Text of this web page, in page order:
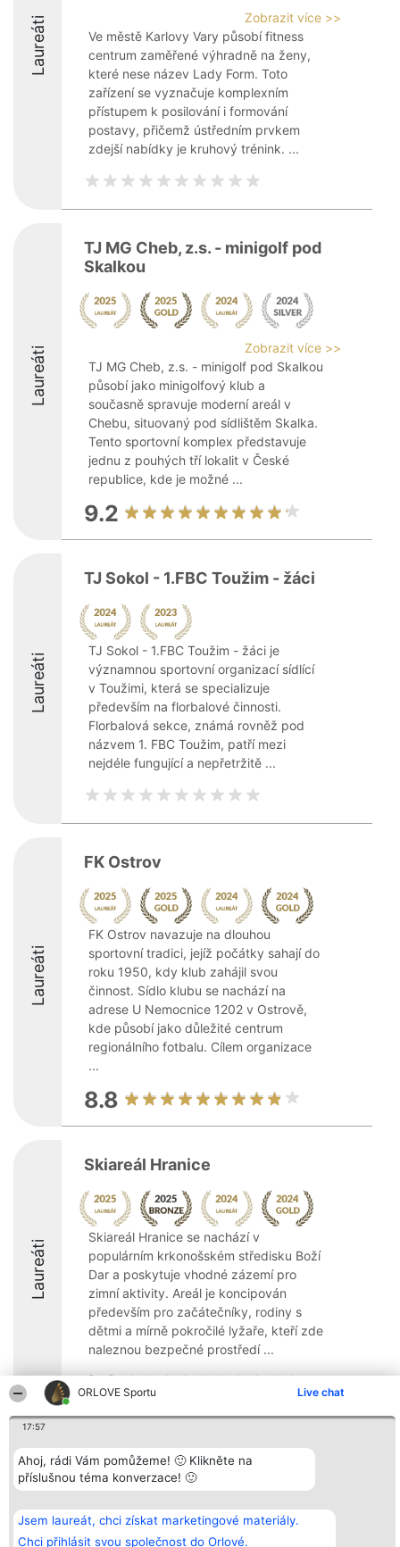
ORLOVE Sportu Live chat
17:57
Ahoj, rádi Vám pomůžeme! 🙂 Klikněte na
příslušnou téma konverzace! 🙂
Jsem laureát, chci získat marketingové materiály.
Chci přihlásit svou společnost do Orlové.
Laureáti
Zobrazit více >>
Ve městě Karlovy Vary působí fitness
centrum zaměřené výhradně na ženy,
které nese název Lady Form. Toto
zařízení se vyznačuje komplexním
přístupem k posilování i formování
postavy, přičemž ústředním prvkem
zdejší nabídky je kruhový trénink. ...
Laureáti
TJ MG Cheb, z.s. - minigolf pod
Skalkou
Zobrazit více >>
TJ MG Cheb, z.s. - minigolf pod Skalkou
působí jako minigolfový klub a
současně spravuje moderní areál v
Chebu, situovaný pod sídlištěm Skalka.
Tento sportovní komplex představuje
jednu z pouhých tří lokalit v České
republice, kde je možné ...
9.2
Laureáti
TJ Sokol - 1.FBC Toužim - žáci
TJ Sokol - 1.FBC Toužim - žáci je
významnou sportovní organizací sídlící
v Toužimi, která se specializuje
především na florbalové činnosti.
Florbalová sekce, známá rovněž pod
názvem 1. FBC Toužim, patří mezi
nejdéle fungující a nepřetržitě ...
Laureáti
FK Ostrov
FK Ostrov navazuje na dlouhou
sportovní tradici, jejíž počátky sahají do
roku 1950, kdy klub zahájil svou
činnost. Sídlo klubu se nachází na
adrese U Nemocnice 1202 v Ostrově,
kde působí jako důležité centrum
regionálního fotbalu. Cílem organizace
...
8.8
Laureáti
Skiareál Hranice
Skiareál Hranice se nachází v
populárním krkonošském středisku Boží
Dar a poskytuje vhodné zázemí pro
zimní aktivity. Areál je koncipován
především pro začátečníky, rodiny s
dětmi a mírně pokročilé lyžaře, kteří zde
naleznou bezpečné prostředí ...
8.6
Organizátor hlasování
Bright Side Solutions sp. z o.
o. sp. k.
ul. Ruska 22
KRS 0000749100 | Regon
381313360 | NIP 8943132676
Plebiscyt
Vítězové
Seznam všech
laureátů
Pravidla
Zásady
ochrany
Kontakt